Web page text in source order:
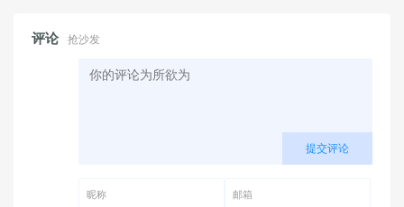
评论 抢沙发
提交评论